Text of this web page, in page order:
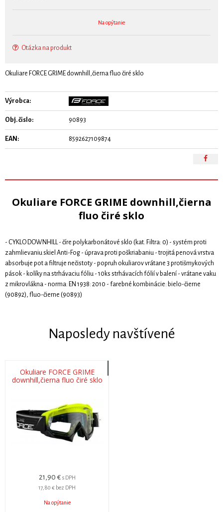
Na opýtanie
Otázka na produkt
Okuliare FORCE GRIME downhill,čierna fluo čiré sklo
Výrobca:
Obj. čislo: 90893
EAN: 8592627109874
Okuliare FORCE GRIME downhill,čierna
fluo čiré sklo
- CYKLO DOWNHILL - číre polykarbonátové sklo (kat. Filtra: 0) - systém proti
zahmlievaniu skiel Anti-Fog - úprava proti poškriabaniu - trojitá penová vrstva
absorbuje pot a filtruje nečistoty - popruh okuliarov vrátane 3 protišmykových
pások - kolíky na strhávaciu fóliu - 10ks strhávacích fólií v balení - vrátane vaku
z mikrovlákna - norma: EN 1938: 2010 - farebné kombinácie: bielo-čierne
(90892), fluo-čierne (90893)
Naposledy navštívené
Okuliare FORCE GRIME
downhill,čierna fluo čiré sklo
21,90 € s DPH
17,80 € bez DPH
Na opýtanie